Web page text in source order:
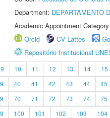
Department: DEPARTAMENTO
Academic Appointment
Orcid
CV Lattes
Repositório Institucional
9 10 11 12 13 14 15
40 41 42 43 44 45
70 71 72 73 74 75
100 101 102 103 104